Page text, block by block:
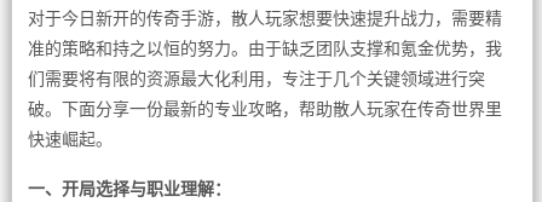
对于今日新开的传奇手游，散人玩家想要快速提升战力，需要精
准的策略和持之以恒的努力。由于缺乏团队支撑和氪金优势，我
们需要将有限的资源最大化利用，专注于几个关键领域进行突
破。下面分享一份最新的专业攻略，帮助散人玩家在传奇世界里
快速崛起。
一、开局选择与职业理解：